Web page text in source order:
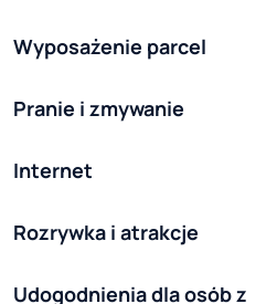
Wyposażenie parcel
Pranie i zmywanie
Internet
Rozrywka i atrakcje
Udogodnienia dla osób z